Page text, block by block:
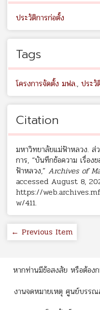
ประวัติการก่อตั้ง
Tags
โครงการจัดตั้ง มฟล., ประวั
Citation
มหาวิทยาลัยแม่ฟ้าหลวง.
การ, “บันทึกข้อความ เรื่อ
ฟ้าหลวง,” Archives of
accessed August 8,
https://
w/411.
← Previous Item
หากท่านมีข้อสงสัย หรือต้อง
งานจดหมายเหตุ ศูนย์บรร